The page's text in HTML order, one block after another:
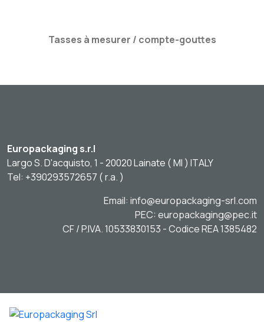
Tasses à mesurer / compte-gouttes
Europackaging s.r.l
Largo S. D'acquisto, 1 - 20020 Lainate ( MI ) ITALY
Tel: +390293572657 ( r.a. )
Email: info@europackaging-srl.com
PEC: europackaging@pec.it
CF / P.IVA. 10533830153 - Codice REA 1385482